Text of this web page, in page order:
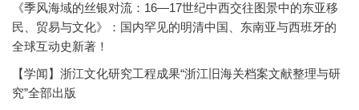
《季风海域的丝银对流：16—17世纪中西交往图景中的东亚移
民、贸易与文化》：国内罕见的明清中国、东南亚与西班牙的
全球互动史新著！
【学闻】浙江文化研究工程成果“浙江旧海关档案文献整理与研
究”全部出版